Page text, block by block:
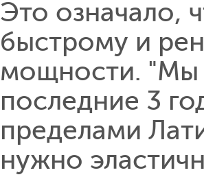
Это означало,
быстрому и
мощности. "Мы
последние 3
пределами
нужно